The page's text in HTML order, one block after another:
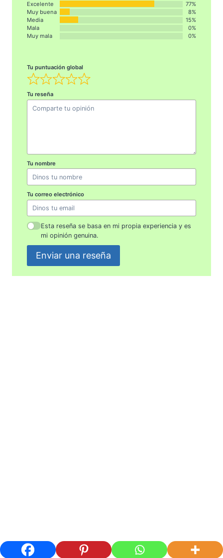
Excelente
77%
Muy buena
8%
Media
15%
Mala
0%
Muy mala
0%
Tu puntuación global
Tu reseña
Tu nombre
Tu correo electrónico
Esta reseña se basa en mi propia experiencia y es
mi opinión genuina.
Enviar una reseña